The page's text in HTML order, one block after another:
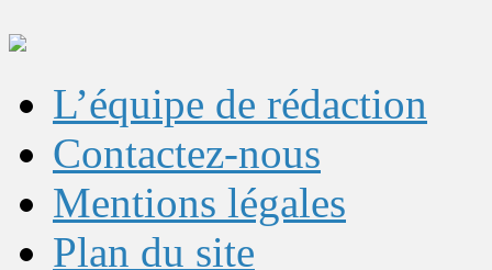
L’équipe de rédaction
Contactez-nous
Mentions légales
Plan du site